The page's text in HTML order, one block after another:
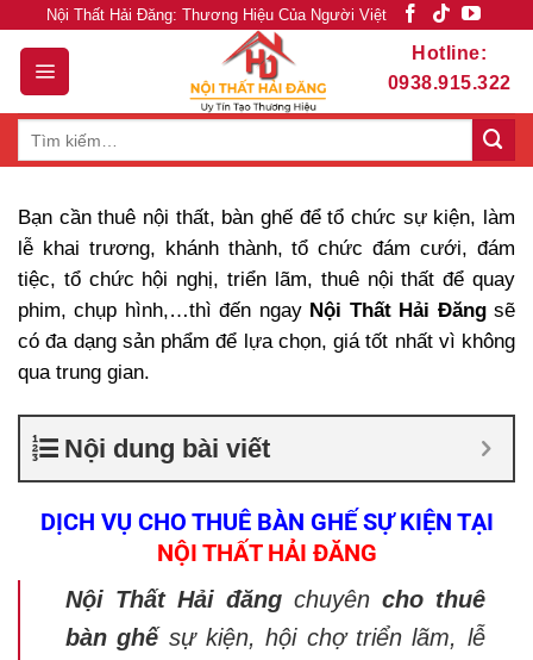
content
Nội Thất Hải Đăng: Thương Hiệu Của Người Việt
Hotline:
0938.915.322
Bạn cần thuê nội thất, bàn ghế để tổ chức sự kiện, làm
lễ khai trương, khánh thành, tổ chức đám cưới, đám
tiệc, tổ chức hội nghị, triển lãm, thuê nội thất để quay
phim, chụp hình,…thì đến ngay Nội Thất Hải Đăngsẽ
có đa dạng sản phẩm để lựa chọn, giá tốt nhất vì không
qua trung gian.
Nội dung bài viết
DỊCH VỤ CHO THUÊ BÀN GHẾ SỰ KIỆN TẠI
NỘI THẤT HẢI ĐĂNG
Nội Thất Hải đăng chuyên cho thuê
bàn ghế sự kiện, hội chợ triển lãm, lễ